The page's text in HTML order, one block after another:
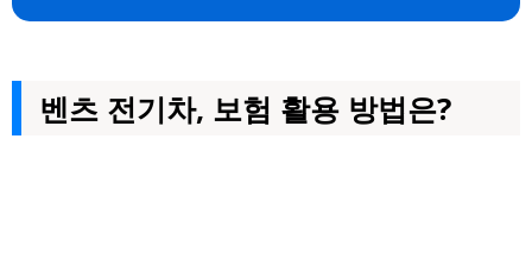
벤츠 전기차, 보험 활용 방법은?